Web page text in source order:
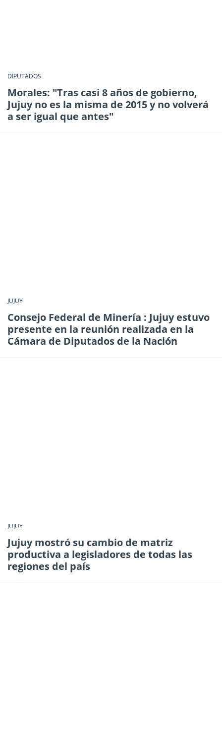
DIPUTADOS
Morales: "Tras casi 8 años de gobierno,
Jujuy no es la misma de 2015 y no volverá
a ser igual que antes"
JUJUY
Consejo Federal de Minería : Jujuy estuvo
presente en la reunión realizada en la
Cámara de Diputados de la Nación
JUJUY
Jujuy mostró su cambio de matriz
productiva a legisladores de todas las
regiones del país